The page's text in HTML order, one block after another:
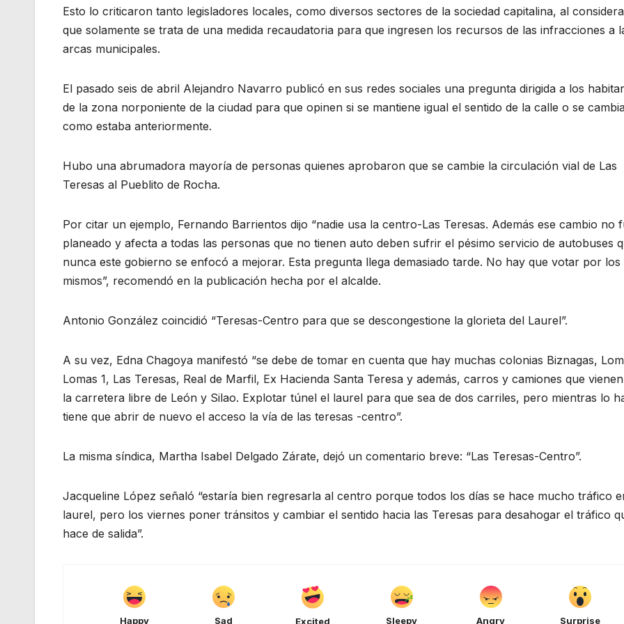
Esto lo criticaron tanto legisladores locales, como diversos sectores de la sociedad capitalina, al
que solamente se trata de una medida recaudatoria para que ingresen los recursos de las infracciones a
arcas municipales.
El pasado seis de abril Alejandro Navarro publicó en sus redes sociales una pregunta dirigida a los
de la zona norponiente de la ciudad para que opinen si se mantiene igual el sentido de la calle o se
como estaba anteriormente.
Hubo una abrumadora mayoría de personas quienes aprobaron que se cambie la circulación vial de Las
Teresas al Pueblito de Rocha.
Por citar un ejemplo, Fernando Barrientos dijo “nadie usa la centro-Las Teresas. Además ese cambio no
planeado y afecta a todas las personas que no tienen auto deben sufrir el pésimo servicio de autobuses
nunca este gobierno se enfocó a mejorar. Esta pregunta llega demasiado tarde. No hay que votar por los
mismos”, recomendó en la publicación hecha por el alcalde.
Antonio González coincidió “Teresas-Centro para que se descongestione la glorieta del Laurel”.
A su vez, Edna Chagoya manifestó “se debe de tomar en cuenta que hay muchas colonias Biznagas,
Lomas 1, Las Teresas, Real de Marfil, Ex Hacienda Santa Teresa y además, carros y camiones que
la carretera libre de León y Silao. Explotar túnel el laurel para que sea de dos carriles, pero mientras lo
tiene que abrir de nuevo el acceso la vía de las teresas -centro”.
La misma síndica, Martha Isabel Delgado Zárate, dejó un comentario breve: “Las Teresas-Centro”.
Jacqueline López señaló “estaría bien regresarla al centro porque todos los días se hace mucho tráfico
laurel, pero los viernes poner tránsitos y cambiar el sentido hacia las Teresas para desahogar el tráfico
hace de salida”.
Happy Sad Excited Sleepy Angry Surprise